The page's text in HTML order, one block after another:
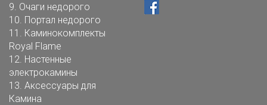
9. Очаги недорого
10. Портал недорого
11. Каминокомплекты
Royal Flame
12. Настенные
электрокамины
13. Аксессуары для
Камина